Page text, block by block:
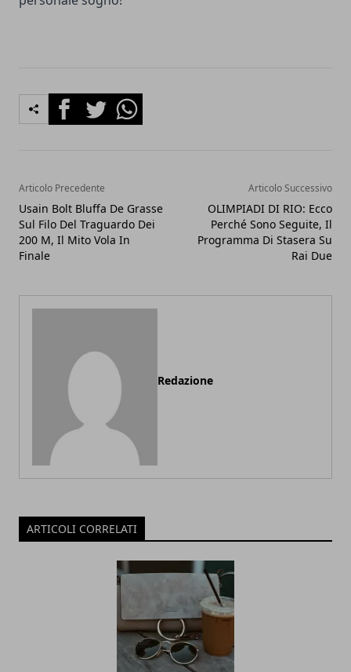
FacebookTwitterWhatsapp
Articolo Precedente
Usain Bolt Bluffa De Grasse
Sul Filo Del Traguardo Dei
200 M, Il Mito Vola In
Finale
Articolo Successivo
OLIMPIADI DI RIO: Ecco
Perché Sono Seguite, Il
Programma Di Stasera Su
Rai Due
Redazione
ARTICOLI CORRELATI